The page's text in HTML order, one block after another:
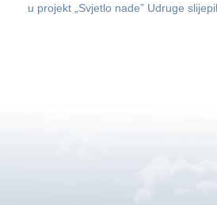
u projekt „Svjetlo nade” Udruge